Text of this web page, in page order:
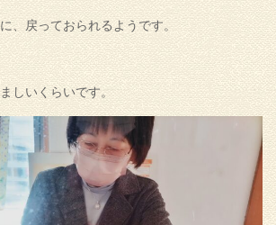
、戻っておられるようです。
しいくらいです。